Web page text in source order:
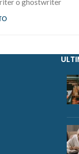
o ghostwriter